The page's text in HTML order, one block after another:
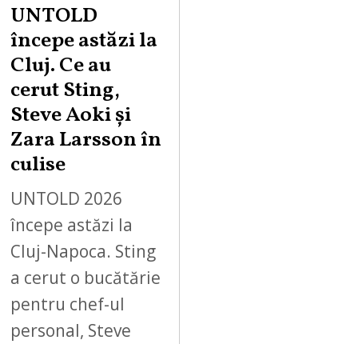
UNTOLD
începe astăzi la
Cluj. Ce au
cerut Sting,
Steve Aoki și
Zara Larsson în
culise
UNTOLD 2026
începe astăzi la
Cluj-Napoca. Sting
a cerut o bucătărie
pentru chef-ul
personal, Steve